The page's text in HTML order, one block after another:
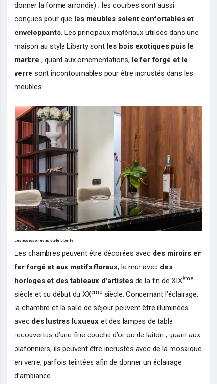
donner la forme arrondie) ; les courbes sont aussi
conçues pour que les meubles soient confortables et
enveloppants. Les principaux matériaux utilisés dans une
maison au style Liberty sont les bois exotiques puis le
marbre ; quant aux ornementations, le fer forgé et le
verre sont incontournables pour être incrustés dans les
meubles.
Les accessoires au style Liberty
Les chambres peuvent être décorées avec des miroirs en
fer forgé et aux motifs floraux, le mur avec des
horloges et des tableaux d’artistes de la fin de XIXème
siècle et du début du XXème siècle. Concernant l’éclairage,
la chambre et la salle de séjour peuvent être illuminées
avec des lustres luxueux et des lampes de table
recouvertes d’une fine couche d’or ou de laiton ; quant aux
plafonniers, ils peuvent être incrustés avec de la mosaïque
en verre, parfois teintées afin de donner un éclairage
d’ambiance.